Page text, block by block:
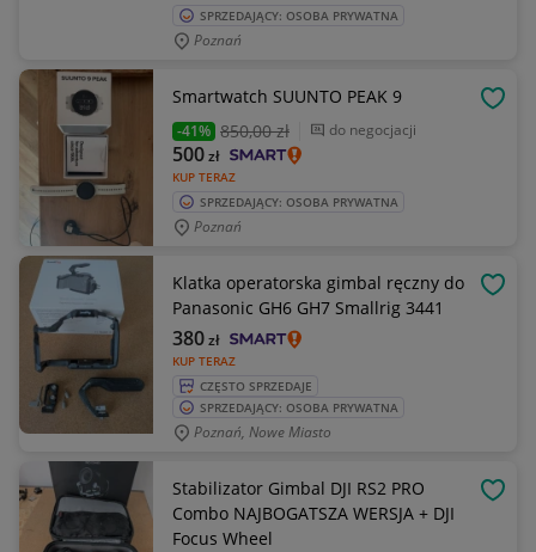
SPRZEDAJĄCY: OSOBA PRYWATNA
Poznań
Smartwatch SUUNTO PEAK 9
-41% 850,00 zł do negocjacji
KUP TERAZ
500zł
SPRZEDAJĄCY: OSOBA PRYWATNA
Poznań
Klatka operatorska gimbal ręczny do
Panasonic GH6 GH7 Smallrig 3441
KUP TERAZ
380zł
CZĘSTO SPRZEDAJE
SPRZEDAJĄCY: OSOBA PRYWATNA
Poznań, Nowe Miasto
Stabilizator Gimbal DJI RS2 PRO
Combo NAJBOGATSZA WERSJA + DJI
Focus Wheel